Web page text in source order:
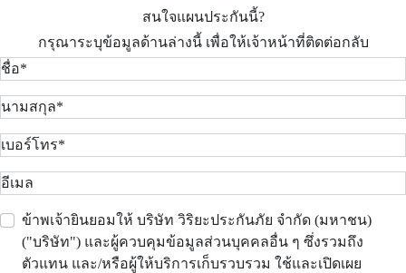
สนใจแผนประกันนี้?
กรุณาระบุข้อมูลด้านล่างนี้ เพื่อให้เจ้าหน้าที่ติดต่อกลับ
ข้าพเจ้ายินยอมให้ บริษัท วิริยะประกันภัย จำกัด (มหาชน)
("บริษัท") และผู้ควบคุมข้อมูลส่วนบุคคลอื่น ๆ ซึ่งรวมถึง
ตัวแทน และ/หรือผู้ให้บริการเก็บรวบรวม ใช้และเปิดเผย